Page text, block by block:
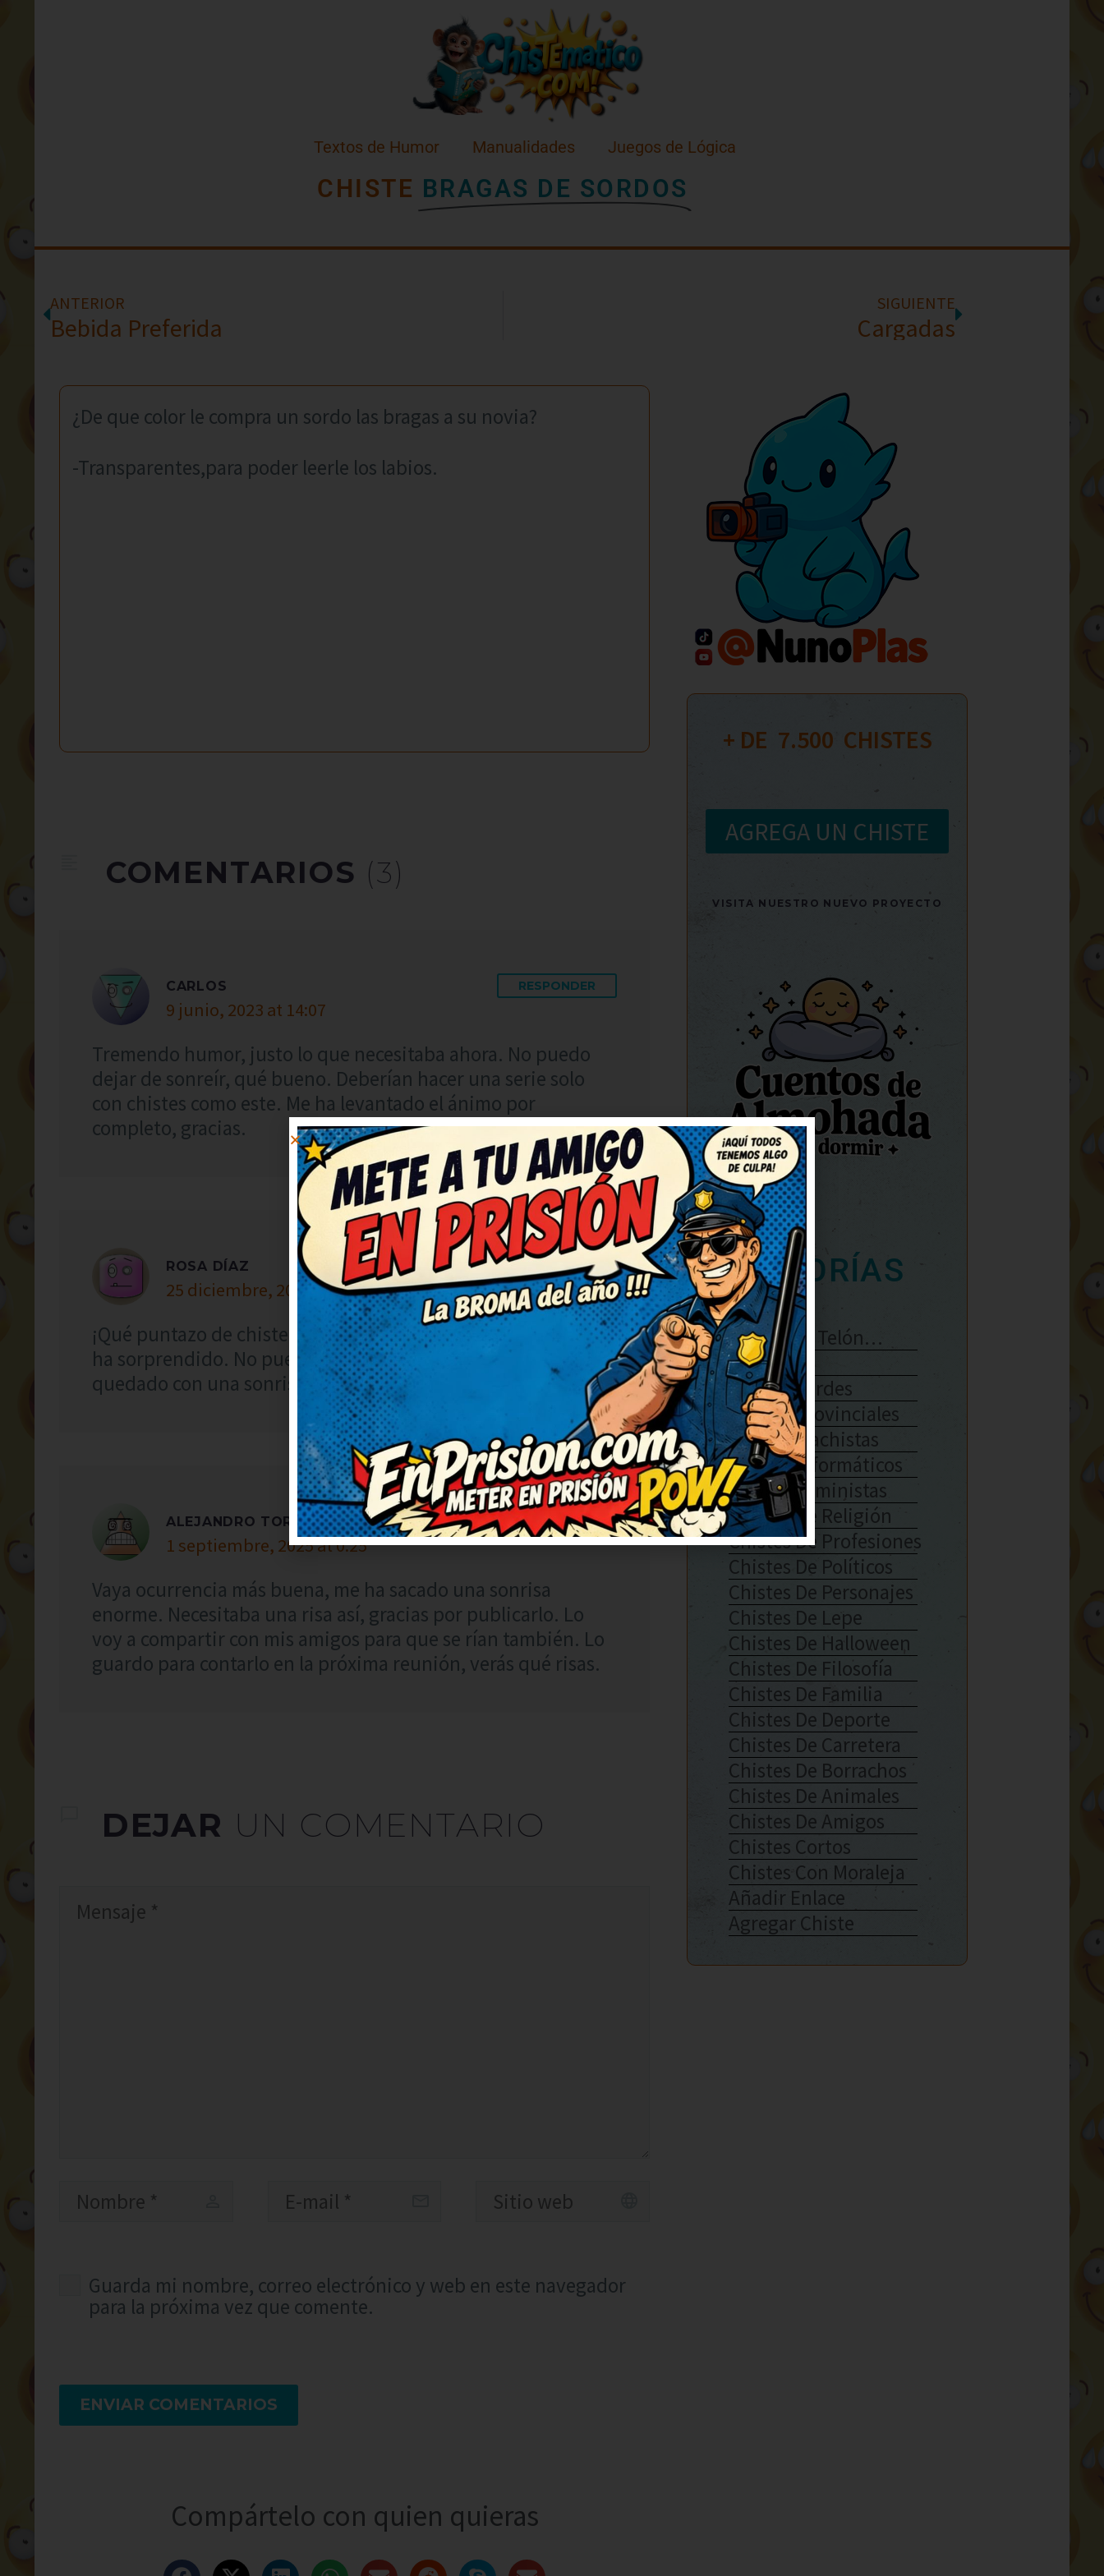
Textos de Humor Manualidades Juegos de Lógica
CHISTE BRAGAS DE SORDOS
ANTERIOR
Bebida Preferida
SIGUIENTE
Cargadas
¿De que color le compra un sordo las bragas a su novia?
-Transparentes,para poder leerle los labios.
COMENTARIOS (3)
CARLOS
9 junio, 2023 at 14:07
RESPONDER
Tremendo humor, justo lo que necesitaba ahora. No puedo
dejar de sonreír, qué bueno. Deberían hacer una serie solo
con chistes como este. Me ha levantado el ánimo por
completo, gracias.
ROSA DÍAZ
25 diciembre, 2023 at 13:15
RESPONDER
¡Qué puntazo de chiste! El juego de palabras está finísimo, me
ha sorprendido. No puedo dejar de sonreír, qué bueno. Me he
quedado con una sonrisa tonta, ¡genial!
ALEJANDRO TORRES
1 septiembre, 2025 at 0:25
RESPONDER
Vaya ocurrencia más buena, me ha sacado una sonrisa
enorme. Necesitaba una risa así, gracias por publicarlo. Lo
voy a compartir con mis amigos para que se rían también. Lo
guardo para contarlo en la próxima reunión, verás qué risas.
DEJAR UN COMENTARIO
Guarda mi nombre, correo electrónico y web en este navegador
para la próxima vez que comente.
ENVIAR COMENTARIOS
Compártelo con quien quieras
+ DE 7.500
  CHISTES
AGREGA UN CHISTE
VISITA NUESTRO NUEVO PROYECTO
CATEGORÍAS
Se Abre El Telón…
Enlaces
Chistes Verdes
Chistes Provinciales
Chistes Machistas
Chistes Informáticos
Chistes Feministas
Chistes De Religión
Chistes De Profesiones
Chistes De Políticos
Chistes De Personajes
Chistes De Lepe
Chistes De Halloween
Chistes De Filosofía
Chistes De Familia
Chistes De Deporte
Chistes De Carretera
Chistes De Borrachos
Chistes De Animales
Chistes De Amigos
Chistes Cortos
Chistes Con Moraleja
Añadir Enlace
Agregar Chiste